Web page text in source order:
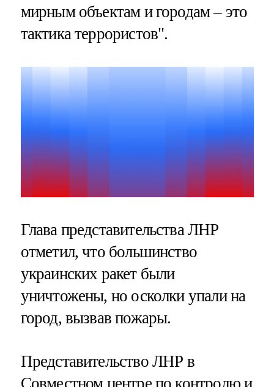
мирным объектам и городам – это
тактика террористов".
Глава представительства ЛНР
отметил, что большинство
украинских ракет были
уничтожены, но осколки упали на
город, вызвав пожары.
Представительство ЛНР в